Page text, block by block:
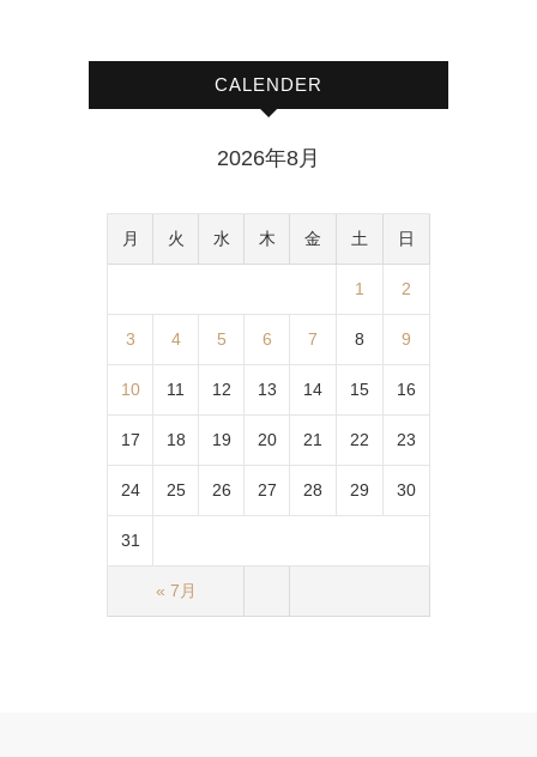
CALENDER
2026年8月
月 火 水 木 金 土 日
« 7月
1 2
3 4 5 6 7 8 9
10 11 12 13 14 15 16
17 18 19 20 21 22 23
24 25 26 27 28 29 30
31